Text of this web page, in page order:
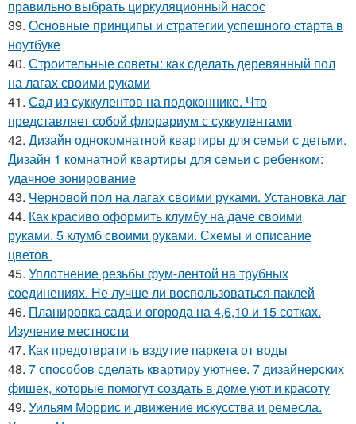
правильно выбрать циркуляционный насос
39. Основные принципы и стратегии успешного старта в
ноутбуке
40. Строительные советы: как сделать деревянный пол
на лагах своими руками
41. Сад из суккулентов на подоконнике. Что
представляет собой флорариум с суккулентами
42. Дизайн однокомнатной квартиры для семьи с детьми.
Дизайн 1 комнатной квартиры для семьи с ребенком:
удачное зонирование
43. Черновой пол на лагах своими руками. Установка лаг
44. Как красиво оформить клумбу на даче своими
руками. 5 клумб своими руками. Схемы и описание
цветов
45. Уплотнение резьбы фум-лентой на трубных
соединениях. Не лучше ли воспользоваться паклей
46. Планировка сада и огорода на 4,6,10 и 15 сотках.
Изучение местности
47. Как предотвратить вздутие паркета от воды
48. 7 способов сделать квартиру уютнее. 7 дизайнерских
фишек, которые помогут создать в доме уют и красоту
49. Уильям Моррис и движение искусства и ремесла.